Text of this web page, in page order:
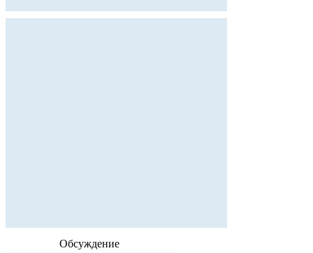
Обсуждение